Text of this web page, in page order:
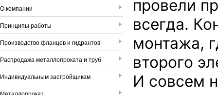
О компании
Принципы работы
Производство фланцев и гидрантов
Распродажа металлопроката и труб
Индивидуальным застройщикам
провели
всегда.
монтажа,
второго
И совсем